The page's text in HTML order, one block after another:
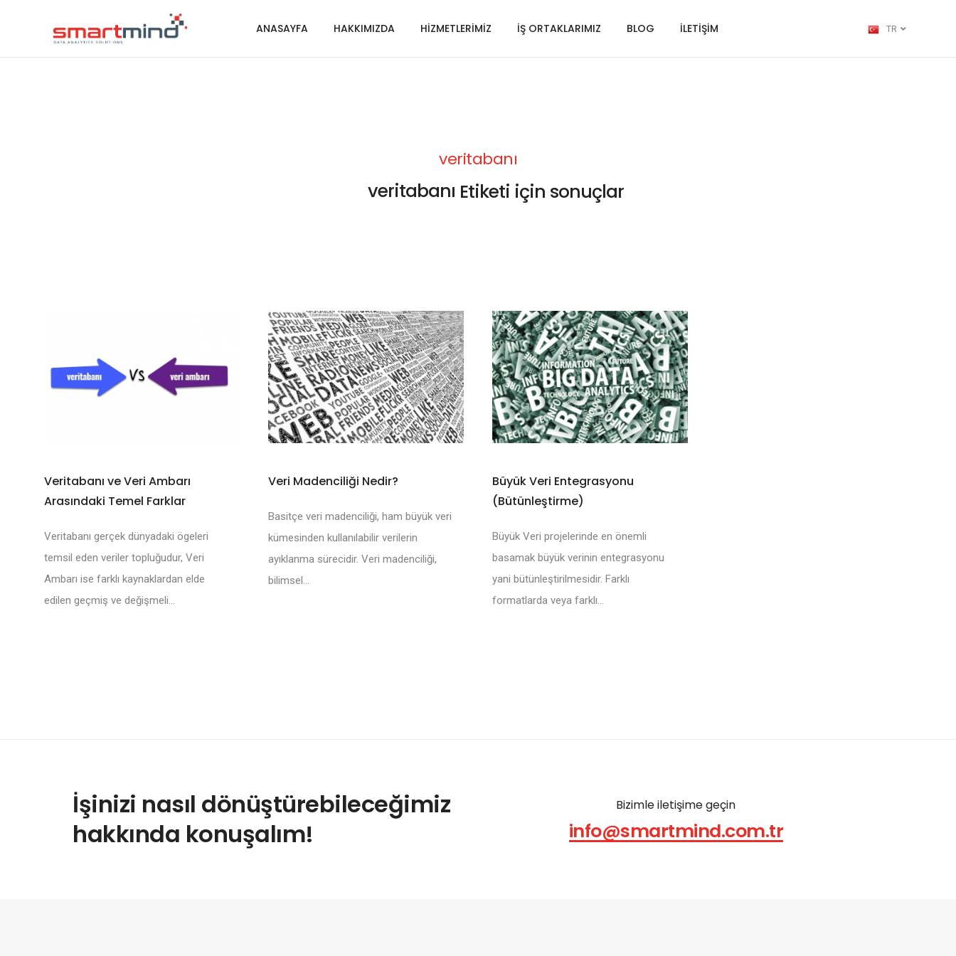
ANASAYFA HAKKIMIZDA HİZMETLERİMİZ İŞ ORTAKLARIMIZ BLOG İLETİŞİM TR
veritabanı
veritabanı Etiketi için sonuçlar
Veritabanı ve Veri Ambarı
Arasındaki Temel Farklar
Veritabanı gerçek dünyadaki ögeleri
temsil eden veriler topluğudur, Veri
Ambarı ise farklı kaynaklardan elde
edilen geçmiş ve değişmeli...
Veri Madenciliği Nedir?
Basitçe veri madenciliği, ham büyük veri
kümesinden kullanılabilir verilerin
ayıklanma sürecidir. Veri madenciliği,
bilimsel...
Büyük Veri Entegrasyonu
(Bütünleştirme)
Büyük Veri projelerinde en önemli
basamak büyük verinin entegrasyonu
yani bütünleştirilmesidir. Farklı
formatlarda veya farklı...
İşinizi nasıl dönüştürebileceğimiz
hakkında konuşalım!
Bizimle iletişime geçin
info@smartmind.com.tr